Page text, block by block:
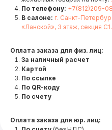
По телефону: +7(812)209-
В салоне: г. Санкт-
«Ланской», 3 этаж, секция
Оплата заказа для физ. лиц:
За наличный расчет
Картой
По ссылке
По QR-коду
По счету
Оплата заказа для юр. лиц: